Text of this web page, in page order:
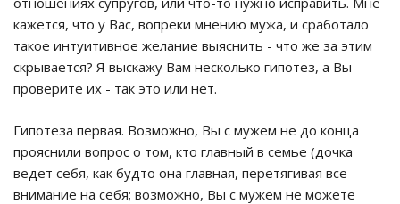
кажется, что у Вас, вопреки мнению мужа, и сработало
такое интуитивное желание выяснить - что же за этим
скрывается? Я выскажу Вам несколько гипотез, а Вы
проверите их - так это или нет.
Гипотеза первая. Возможно, Вы с мужем не до конца
прояснили вопрос о том, кто главный в семье (дочка
ведет себя, как будто она главная, перетягивая все
внимание на себя; возможно, Вы с мужем не можете